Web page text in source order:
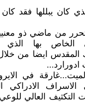
كان يبللها فقد
من ماضي ذو
الخاص بها الذي
ايضا من خلال
ادورارد...
في
الاسراف الادراكي
التكثيف العالي للوعي